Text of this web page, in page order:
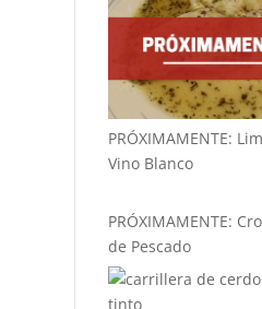
PRÓXIMAMENTE:
Vino Blanco
PRÓXIMAMENTE:
de Pescado